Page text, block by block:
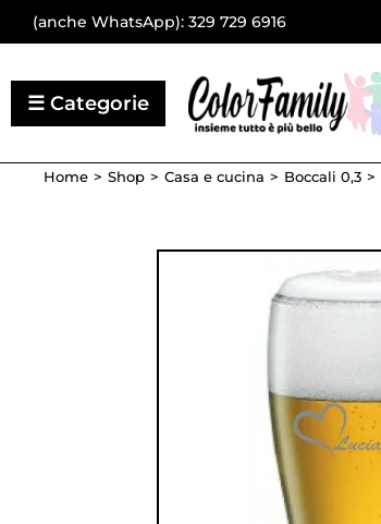
(anche WhatsApp): 329 729 6916
Home Shop Casa e cucina Boccali 0,3